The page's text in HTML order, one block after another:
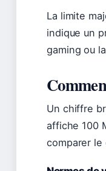
La limite
indique un
gaming ou
Un chiffre
affiche 100
comparer le